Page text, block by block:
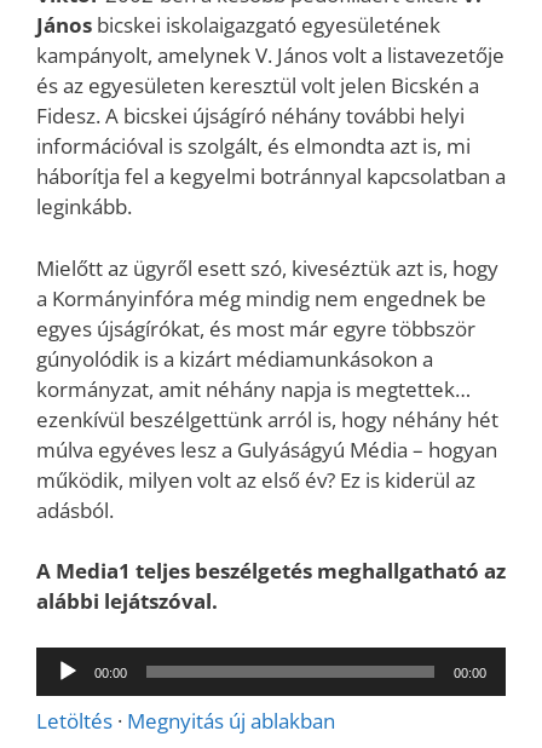
János bicskei iskolaigazgató egyesületének
kampányolt, amelynek V. János volt a listavezetője
és az egyesületen keresztül volt jelen Bicskén a
Fidesz. A bicskei újságíró néhány további helyi
információval is szolgált, és elmondta azt is, mi
háborítja fel a kegyelmi botránnyal kapcsolatban a
leginkább.
Mielőtt az ügyről esett szó, kiveséztük azt is, hogy
a Kormányinfóra még mindig nem engednek be
egyes újságírókat, és most már egyre többször
gúnyolódik is a kizárt médiamunkásokon a
kormányzat, amit néhány napja is megtettek…
ezenkívül beszélgettünk arról is, hogy néhány hét
múlva egyéves lesz a Gulyáságyú Média – hogyan
működik, milyen volt az első év? Ez is kiderül az
adásból.
A Media1 teljes beszélgetés meghallgatható az
alábbi lejátszóval.
Audió
lejátszó
00:00 00:00
Letöltés · Megnyitás új ablakban